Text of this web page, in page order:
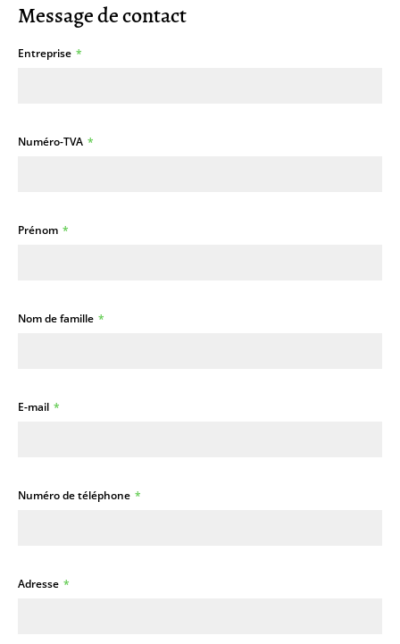
Message de contact
Entreprise
Numéro-TVA
Prénom
Nom de famille
E-mail
Numéro de téléphone
Adresse